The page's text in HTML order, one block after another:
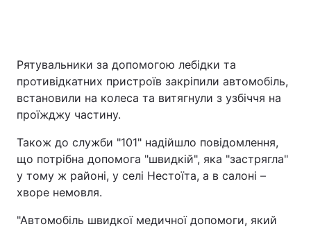
Рятувальники за допомогою лебідки та
противідкатних пристроїв закріпили автомобіль,
встановили на колеса та витягнули з узбіччя на
проїжджу частину.
Також до служби "101" надійшло повідомлення,
що потрібна допомога "швидкій", яка "застрягла"
у тому ж районі, у селі Нестоїта, а в салоні –
хворе немовля.
"Автомобіль швидкої медичної допомоги, який